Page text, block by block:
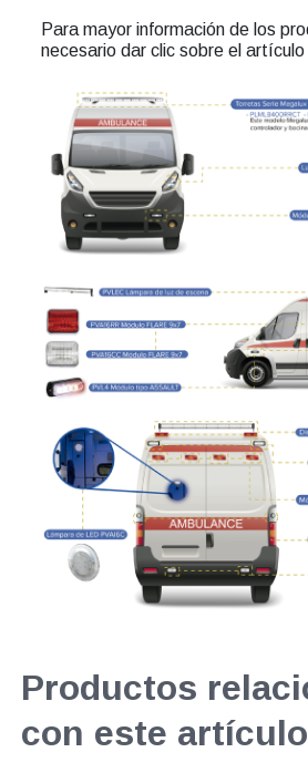
Para mayor información de los
necesario dar clic sobre el
Productos
con este artículo